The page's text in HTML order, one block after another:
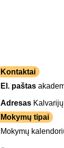
Kontaktai
El. paštas
Adresas
Mokymų tipai
Mokymų